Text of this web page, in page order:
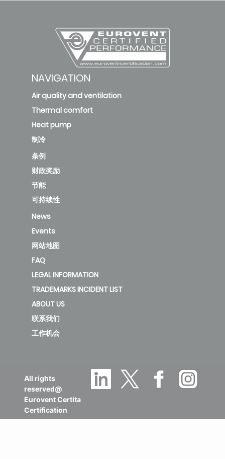
NAVIGATION
Air quality and ventilation
Thermal comfort
Heat pump
制冷
条例
财政奖励
节能
可持续性
News
Events
网站地图
FAQ
LEGAL INFORMATION
TRADEMARKS INCIDENT LIST
ABOUT US
联系我们
工作机会
All rights
reserved@
Eurovent Certita
Certification